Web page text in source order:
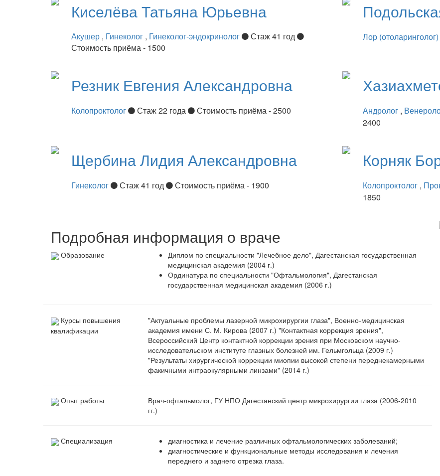
КиселёваТатьяна Юрьевна
Акушер , Гинеколог , Гинеколог-эндокринолог
Стаж 41 год
Стоимость приёма - 1500
Лор (отоларинголог)
Резник Евгения Александровна
Колопроктолог Стаж 22 года Стоимость приёма - 2500 Андролог ,
2400
ЩербинаЛидия Александровна
Гинеколог Стаж 41 год Стоимость приёма - 1900
Корняк
Колопроктолог ,
1850
Подробная информация о враче
Образование
Диплом по специальности "Лечебное дело", Дагестанская государственная
медицинская академия (2004 г.)
Ординатура по специальности "Офтальмология", Дагестанская
государственная медицинская академия (2006 г.)
Курсы повышения
квалификации
"Актуальные проблемы лазерной микрохирургии глаза", Военно-медицинская
академия имени С. М. Кирова (2007 г.) "Контактная коррекция зрения",
Всероссийский Центр контактной коррекции зрения при Московском научно-
исследовательском институте глазных болезней им. Гельмгольца (2009 г.)
"Результаты хирургической коррекции миопии высокой степени переднекамерными
факичными интраокулярными линзами" (2014 г.)
Опыт работы
Врач-офтальмолог, ГУ НПО Дагестанский центр микрохирургии глаза (2006-2010
гг.)
Специализация
диагностика и лечение различных офтальмологических заболеваний;
диагностические и функциональные методы исследования и лечения
переднего и заднего отрезка глаза.